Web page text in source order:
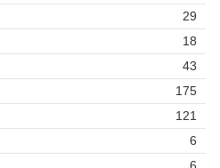
29
18
43
175
121
6